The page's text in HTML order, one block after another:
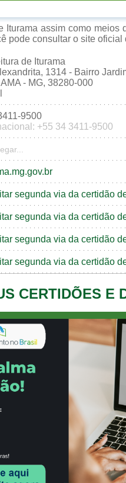
assim como meios
pode consultar o site oficial
de Iturama
1314 - Bairro
- MG, 38280-000
9500
+55 34 3411-9500
segunda via da certidão
segunda via da certidão
segunda via da certidão
segunda via da certidão
CERTIDÕES E